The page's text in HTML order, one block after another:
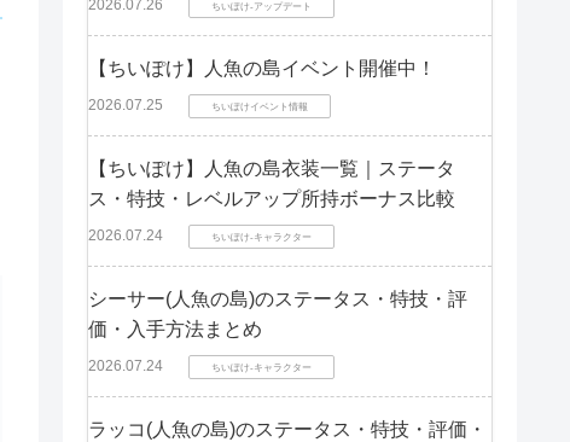
2026.07.26 ちいぽけ-アップデート
【ちいぽけ】人魚の島イベント開催中！
2026.07.25 ちいぽけイベント情報
【ちいぽけ】人魚の島衣装一覧｜ステータ
ス・特技・レベルアップ所持ボーナス比較
2026.07.24 ちいぽけ-キャラクター
シーサー(人魚の島)のステータス・特技・評
価・入手方法まとめ
2026.07.24 ちいぽけ-キャラクター
ラッコ(人魚の島)のステータス・特技・評価・